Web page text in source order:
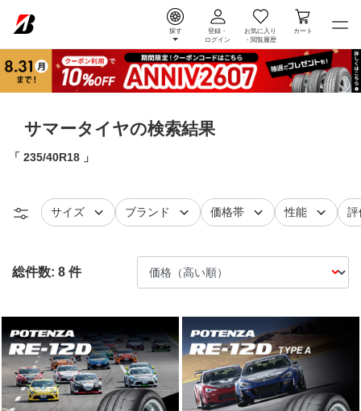
探す
登録・
ログイン
お気に入り
・ 閲覧履歴
カート
サマータイヤの検索結果
235/40R18
タイヤ
サイズで絞り込むタイヤ
ブランド で絞り込む価格帯で絞り込む
性能で絞り込レ
評
総件数: 8 件